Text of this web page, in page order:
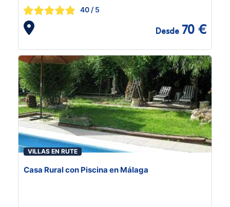
40 / 5
Desde 70 €
VILLAS EN RUTE
Casa Rural con Piscina en Málaga